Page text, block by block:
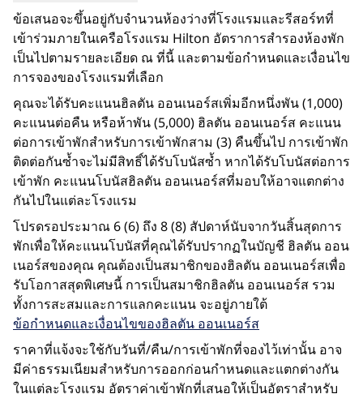
ข้อเสนอจะขึ้นอยู่กับจำนวนห้องว่างที่โรงแรมและรีสอร์ทที่
เข้าร่วมภายในเครือโรงแรม Hilton อัตราการสำรองห้องพัก
เป็นไปตามรายละเอียด ณ ที่นี้ และตามข้อกำหนดและเงื่อนไข
การจองของโรงแรมที่เลือก
คุณจะได้รับคะแนนฮิลตัน ออนเนอร์สเพิ่มอีกหนึ่งพัน (1,000)
คะแนนต่อคืน หรือห้าพัน (5,000) ฮิลตัน ออนเนอร์ส คะแนน
ต่อการเข้าพักสําหรับการเข้าพักสาม (3) คืนขึ้นไป การเข้าพัก
ติดต่อกันซ้ำจะไม่มีสิทธิ์ได้รับโบนัสซ้ำ หากได้รับโบนัสต่อการ
เข้าพัก คะแนนโบนัสฮิลตัน ออนเนอร์สที่มอบให้อาจแตกต่าง
กันไปในแต่ละโรงแรม
โปรดรอประมาณ 6 (6) ถึง 8 (8) สัปดาห์นับจากวันสิ้นสุดการ
พักเพื่อให้คะแนนโบนัสที่คุณได้รับปรากฏในบัญชี ฮิลตัน ออน
เนอร์สของคุณ คุณต้องเป็นสมาชิกของฮิลตัน ออนเนอร์สเพื่อ
รับโอกาสสุดพิเศษนี้ การเป็นสมาชิกฮิลตัน ออนเนอร์ส รวม
ทั้งการสะสมและการแลกคะแนน จะอยู่ภายใต้
ข้อกำหนดและเงื่อนไขของฮิลตัน ออนเนอร์ส
ราคาที่แจ้งจะใช้กับวันที่/คืน/การเข้าพักที่จองไว้เท่านั้น อาจ
มีค่าธรรมเนียมสำหรับการออกก่อนกำหนดและแตกต่างกัน
ในแต่ละโรงแรม อัตราค่าเข้าพักที่เสนอให้เป็นอัตราสำหรับ